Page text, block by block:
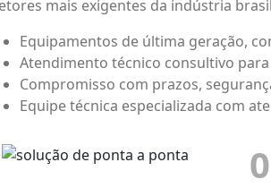
São mais de 70 anos de tradição,
setores mais exigentes da indústria
Equipamentos de última geração,
Atendimento técnico consultivo
Equipe técnica especializada com